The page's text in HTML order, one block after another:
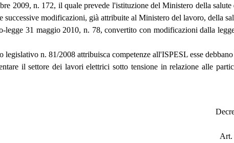
2009, n. 172, il quale prevede l'istituzione del Ministero della
modificazioni, già attribuite al Ministero del lavoro, della
legge 31 maggio 2010, n. 78, convertito con modificazioni dalla
legislativo n. 81/2008 attribuisca competenze all'ISPESL esse
il settore dei lavori elettrici sotto tensione in relazione alle
Art.